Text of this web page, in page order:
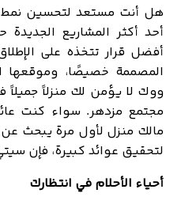
هل أنت مستعد لتحسين
أحد أكثر المشاريع
أفضل قرار تتخذه على
المصممة خصيصًا، وموقعها
ووك لا يؤمن لك منزلاً جميلاً
مجتمع مزدهر. سواء كنت
مالك منزل لأول مرة يبحث
لتحقيق عوائد كبيرة، فإن
أحياء الأحلام في انتظارك